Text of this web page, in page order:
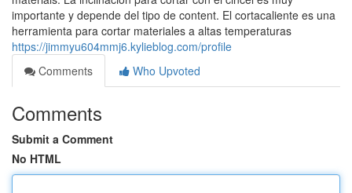
importante y depende del tipo de content. El cortacaliente es una
herramienta para cortar materiales a altas temperaturas
https://jimmyu604mmj6.kylieblog.com/profile
Comments
Who Upvoted
Comments
Submit a Comment
No HTML